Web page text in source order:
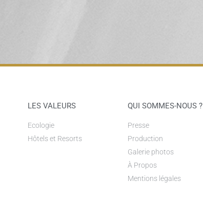
LES VALEURS
Ecologie
Hôtels et Resorts
QUI SOMMES-NOUS ?
Presse
Production
Galerie photos
À Propos
Mentions légales